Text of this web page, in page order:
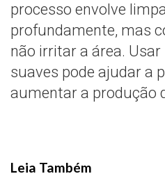
processo envolve
profundamente, mas
não irritar a área.
suaves pode ajudar a
aumentar a produção
Leia Também